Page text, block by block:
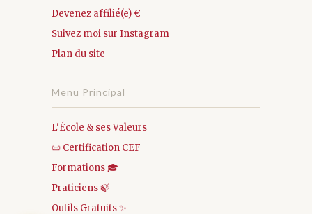
Devenez affilié(e) €
Suivez moi sur Instagram
Plan du site
Menu Principal
L'École & ses Valeurs
📜 Certification CEF
Formations 🎓
Praticiens 🍃
Outils Gratuits ✨